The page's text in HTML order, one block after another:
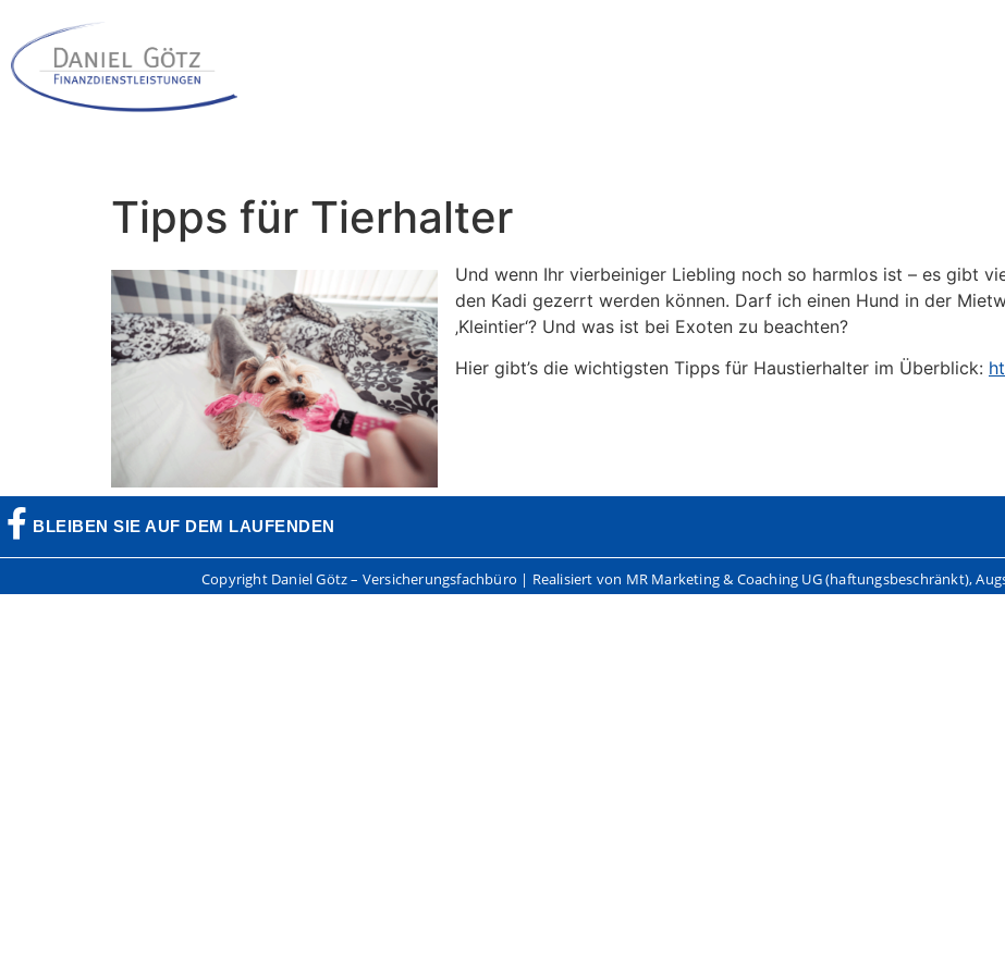
Tipps für Tierhalter
Und wenn Ihr vierbeiniger Liebling noch so harmlos ist – es gibt
den Kadi gezerrt werden können. Darf ich einen Hund in der
‚Kleintier‘? Und was ist bei Exoten zu beachten?
Hier gibt’s die wichtigsten Tipps für Haustierhalter im Überblick:
BLEIBEN SIE AUF DEM LAUFENDEN
Copyright Daniel Götz – Versicherungsfachbüro | Realisiert von MR Marketing & Coaching UG (haftungsbeschränkt),